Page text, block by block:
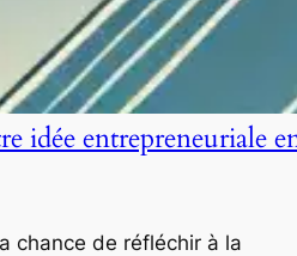
idée entrepreneuriale
chance de réfléchir à la